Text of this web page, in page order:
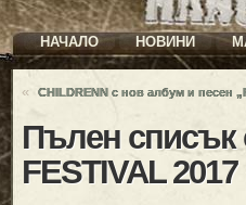
НАЧАЛО НОВИНИ
« CHILDRENN с нов албум и песен
Пълен списък
FESTIVAL 2017